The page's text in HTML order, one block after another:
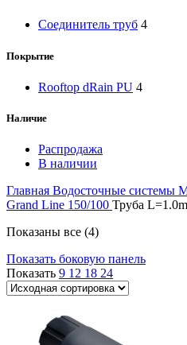
Соединитель труб 4
Покрытие
Rooftop dRain PU 4
Наличие
Распродажа
В наличии
Главная Водосточные системы
Grand Line 150/100 Труба
Показаны все (4)
Показать боковую панель
Показать 9 12 18 24